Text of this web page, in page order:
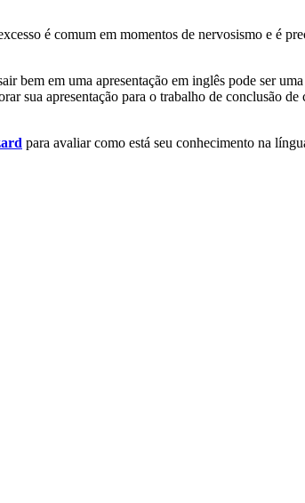
é comum em momentos de nervosismo e é
bem em uma apresentação em inglês pode ser uma
sua apresentação para o trabalho de conclusão
para avaliar como está seu conhecimento na